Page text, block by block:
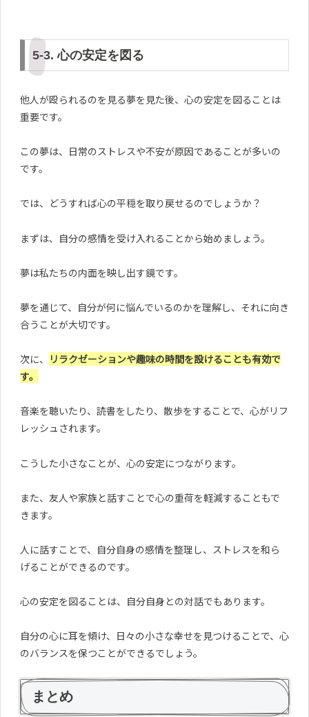
5-3. 心の安定を図る
他人が殴られるのを見る夢を見た後、心の安定を図ることは
重要です。
この夢は、日常のストレスや不安が原因であることが多いの
です。
では、どうすれば心の平穏を取り戻せるのでしょうか？
まずは、自分の感情を受け入れることから始めましょう。
夢は私たちの内面を映し出す鏡です。
夢を通じて、自分が何に悩んでいるのかを理解し、それに向き
合うことが大切です。
次に、 リラクゼーションや趣味の時間を設けることも有効で
す。
音楽を聴いたり、読書をしたり、散歩をすることで、心がリフ
レッシュされます。
こうした小さなことが、心の安定につながります。
また、友人や家族と話すことで心の重荷を軽減することもで
きます。
人に話すことで、自分自身の感情を整理し、ストレスを和ら
げることができるのです。
心の安定を図ることは、自分自身との対話でもあります。
自分の心に耳を傾け、日々の小さな幸せを見つけることで、心
のバランスを保つことができるでしょう。
まとめ